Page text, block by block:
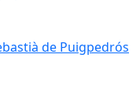
de Puigpedrós